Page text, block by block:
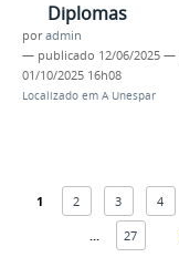
Diplomas
poradmin
— publicado 12/06/2025 —
01/10/2025 16h08
Localizado em A Unespar
1 2 3 4
... 27